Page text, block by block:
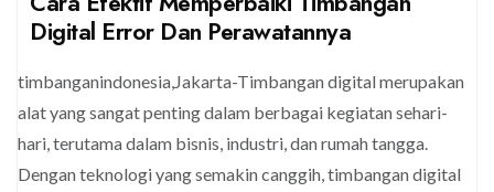
Digital Error Dan Perawatannya
timbanganindonesia,Jakarta-Timbangan digital merupakan
alat yang sangat penting dalam berbagai kegiatan sehari-
hari, terutama dalam bisnis, industri, dan rumah tangga.
Dengan teknologi yang semakin canggih, timbangan digital